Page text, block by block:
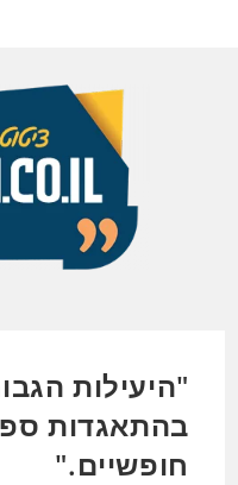
"היעילות
בהתאגדות
חופשיים."